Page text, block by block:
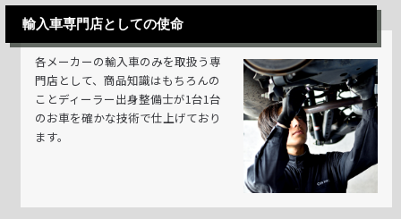
輸入車専門店としての使命
各メーカーの輸入車のみを取扱う専
門店として、商品知識はもちろんの
ことディーラー出身整備士が1台1台
のお車を確かな技術で仕上げており
ます。